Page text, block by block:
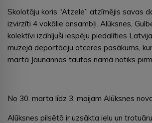
Skolotāju koris “Atzele” atzīmējis savas
izvirzīti 4 vokālie ansambļi. Alūksnes,
kolektīvi izcīnījuši iespēju piedalīties
muzejā deportāciju atceres pasākums,
martā Jaunannas tautas namā notiks
No 30. marta līdz 3. maijam Alūksnes
Alūksnes pilsētā ir uzsākta ielu un